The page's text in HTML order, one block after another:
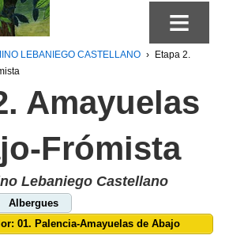
≡
LEBANIEGO CASTELLANO ›
Etapa 2.
Amayuelas
Frómista
Lebaniego Castellano
Albergues
01. Palencia-Amayuelas de Abajo